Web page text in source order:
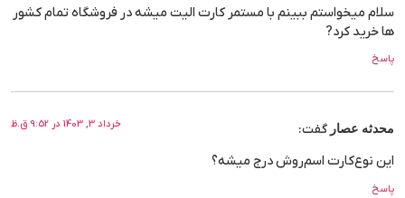
سلام میخواستم ببینم با مستمر کارت الیت میشه در فروشگاه تمام کشور
ها خرید کرد?
پاسخ
محدثه عصار گفت: خرداد 3, 1403 در 9:52 ق.ظ
این نوع‌کارت اسم‌روش درج میشه؟
پاسخ